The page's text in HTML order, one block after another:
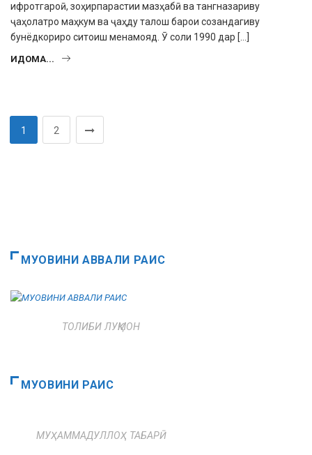
ифротгароӣ, зоҳирпарастии мазҳабӣ ва тангназариву
ҷаҳолатро маҳкум ва ҷаҳду талош барои созандагиву
бунёдкориро ситоиш менамояд. Ӯ соли 1990 дар […]
ИДОМА...
1 2
МУОВИНИ АВВАЛИ РАИС
ТОЛИБИ ЛУҚМОН
МУОВИНИ РАИС
МУҲАММАДУЛЛОҲ ТАБАРӢ